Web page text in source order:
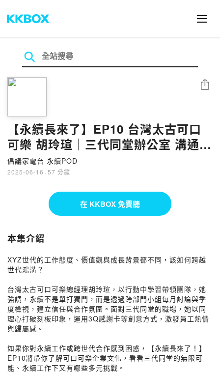
【永續長來了】EP10 台灣太古可口
可樂 胡玲瑄｜三代同堂辦公室 溝通0
隔閡靠這招！
倡議家電台 永續POD
2025-06-16 · 57 分鐘
分享
在 KKBOX 免費聽
本集介紹
XYZ世代的工作態度、價值觀與成長背景都不同，該如何跨越
世代鴻溝？
台灣太古可口可樂總經理胡玲瑄，以行動中學習帶領團隊，她
強調，永續不是單打獨鬥，而是透過跨部門小組每月討論與季
度檢視，建立信任與合作氛圍。面對三代同堂的職場，她以同
理心打破刻板印象，運用3Q感謝卡等創意方式，激發員工熱情
與歸屬感。
如果你對永續工作或跨世代合作感到困惑，【永續長來了！】
EP10將帶你了解可口可樂企業文化，看看三代同堂的無限可
能、永續工作下又有哪些多元挑戰。